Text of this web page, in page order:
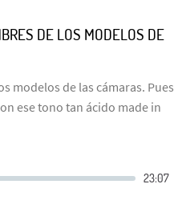
DE LOS MODELOS DE
modelos de las cámaras. Pues
ese tono tan ácido made in